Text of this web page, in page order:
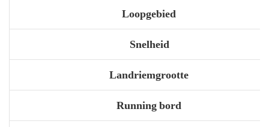
Loopgebied
Snelheid
Landriemgrootte
Running bord